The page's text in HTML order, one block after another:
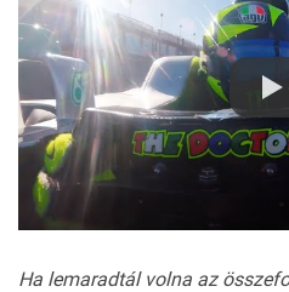
Ha lemaradtál volna az